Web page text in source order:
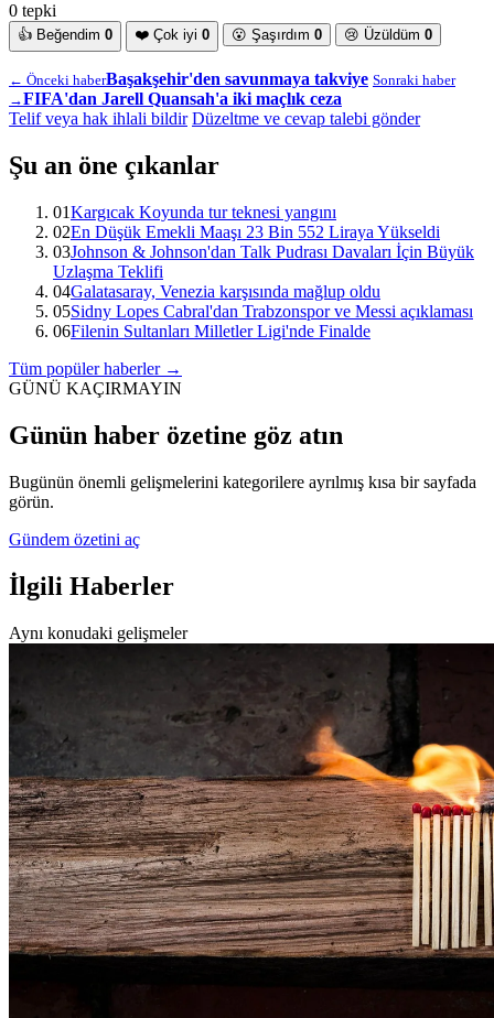
0 tepki
👍 Beğendim 0 ❤️ Çok iyi 0 😮 Şaşırdım 0 😢 Üzüldüm 0
← Önceki haberBaşakşehir'den savunmaya takviye Sonraki haber
→FIFA'dan Jarell Quansah'a iki maçlık ceza
Telif veya hak ihlali bildir Düzeltme ve cevap talebi gönder
Şu an öne çıkanlar
01Kargıcak Koyunda tur teknesi yangını
02En Düşük Emekli Maaşı 23 Bin 552 Liraya Yükseldi
03Johnson & Johnson'dan Talk Pudrası Davaları İçin Büyük
Uzlaşma Teklifi
04Galatasaray, Venezia karşısında mağlup oldu
05Sidny Lopes Cabral'dan Trabzonspor ve Messi açıklaması
06Filenin Sultanları Milletler Ligi'nde Finalde
Tüm popüler haberler →
GÜNÜ KAÇIRMAYIN
Günün haber özetine göz atın
Bugünün önemli gelişmelerini kategorilere ayrılmış kısa bir sayfada
görün.
Gündem özetini aç
İlgili Haberler
Aynı konudaki gelişmeler